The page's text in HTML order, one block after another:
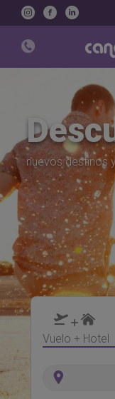
InstagramFacebook
nuevos destinos
Vuelo + Hotel